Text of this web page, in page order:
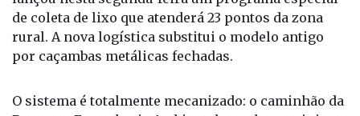
O prefeito de Fernandópolis, João Paulo Cantarella,
lançou nesta segunda-feira um programa especial
de coleta de lixo que atenderá 23 pontos da zona
por caçambas metálicas fechadas.